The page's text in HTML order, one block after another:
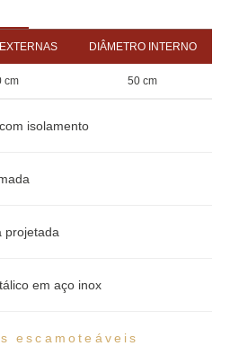
DIÂMETRO INTERNO
cm 50 cm
isolamento
projetada
em aço inox
escamoteáveis